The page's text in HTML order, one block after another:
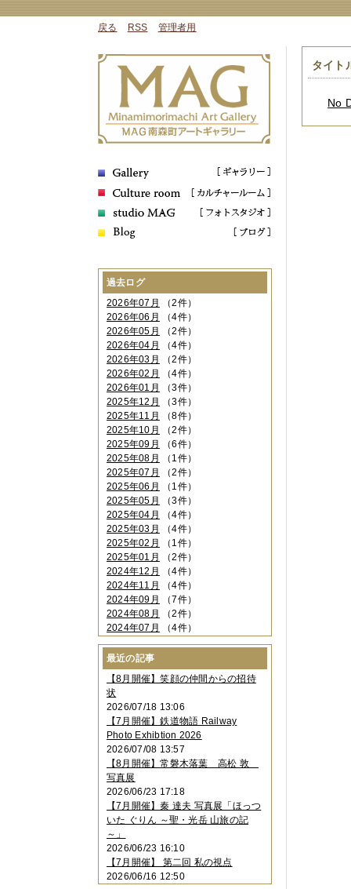
戻る RSS 管理者用
タイト
No
過去ログ
2026年07月
（2件）
2026年06月
（4件）
2026年05月
（2件）
2026年04月
（4件）
2026年03月
（2件）
2026年02月
（4件）
2026年01月
（3件）
2025年12月
（3件）
2025年11月
（8件）
2025年10月
（2件）
2025年09月
（6件）
2025年08月
（1件）
2025年07月
（2件）
2025年06月
（1件）
2025年05月
（3件）
2025年04月
（4件）
2025年03月
（4件）
2025年02月
（1件）
2025年01月
（2件）
2024年12月
（4件）
2024年11月
（4件）
2024年09月
（7件）
2024年08月
（2件）
2024年07月
（4件）
2024年06月（4件）
2024年04月
2024年03月（3件）
2024年02月（2件）
2023年12月
2023年11月 （4件）
2023年10月（3件）
2023年09月（4件）
2023年08月 （1件）
2023年06月（3件）
2023年05月
2023年04月 （2件）
2023年03月（5件）
2023年02月（3件）
2023年01月
2022年12月 （3件）
2022年11月（2件）
2022年10月（4件）
最近の記事
【8月開催】笑顔の仲間からの招待
状
2026/07/18 13:06
【7月開催】鉄道物語 Railway
Photo Exhibtion 2026
2026/07/08 13:57
【8月開催】常磐木落葉 高松 敦
写真展
2026/06/23 17:18
【7月開催】秦 達夫 写真展「ほっつ
いた ぐりん ～聖・光岳 山旅の記
～」
2026/06/23 16:10
【7月開催】 第二回 私の視点
2026/06/16 12:50